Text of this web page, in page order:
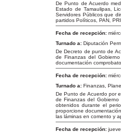
De Punto de Acuerdo
Estado de Tamaulipas,
Servidores Públicos que
partidos Políticos, PAN,
Fecha de recepción:
Turnado a: Diputación
De Decreto de punto de
de Finanzas del
documentación
Fecha de recepción:
Turnado a: Finanzas,
De Punto de Acuerdo por
de Finanzas del
obtenidos durante el
proporcione
las láminas en comento y
Fecha de recepción: